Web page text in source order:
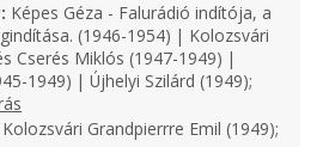
Képes Géza - Falurádió indítója, a
(1946-1954) | Kolozsvári
Cserés Miklós (1947-1949) |
1949) | Újhelyi Szilárd (1949);
Kolozsvári Grandpierrre Emil (1949);